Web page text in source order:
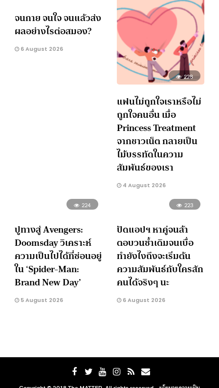
จนกาย จนใจ จนแล้วส่ง
ผลอย่างไรต่อสมอง?
6 August 2026
228
แฟนไม่ถูกใจเราหรือไม่
ถูกใจคนอื่น เมื่อ
Princess Treatment
จากชาวเน็ต กลายเป็น
ไม้บรรทัดในความ
สัมพันธ์ของเรา
4 August 2026
224
ปูทางสู่ Avengers:
Doomsday วิเคราะห์
ความเป็นไปได้ที่ซ่อนอยู่
ใน ‘Spider-Man:
Brand New Day’
5 August 2026
223
ปัดแอปฯ หาคู่จนล้า
ตอบวนซ้ำเดิมจนเบื่อ
ทำยังไงถึงจะเริ่มต้น
ความสัมพันธ์กับใครสัก
คนได้จริงๆ นะ
6 August 2026